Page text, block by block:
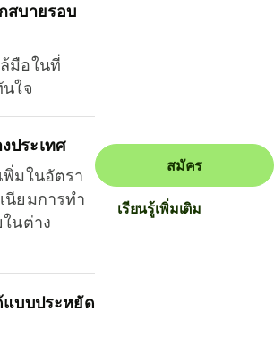
สบายรอบ
มือในที่
นใจ
ประเทศ
พิ่มในอัตรา
นียมการทำ
นต่าง
แบบประหยัด
สมัคร
เรียนรู้เพิ่มเติม